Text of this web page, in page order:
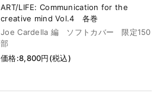
ART/LIFE: Communication for the
creative mind Vol.4 各巻
Joe Cardella 編 ソフトカバー 限定150
部
価格:8,800円(税込)